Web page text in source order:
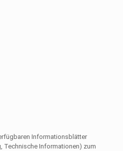
Informationsblätter
Technische Informationen) zum